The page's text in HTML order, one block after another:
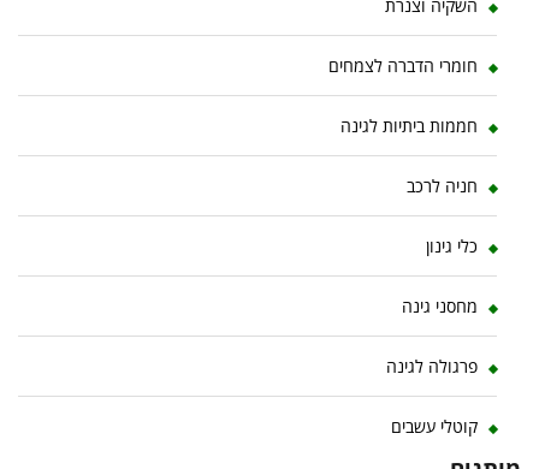
השקיה וצנרת
חומרי הדברה לצמחים
חממות ביתיות לגינה
חניה לרכב
כלי גינון
מחסני גינה
פרגולה לגינה
קוטלי עשבים